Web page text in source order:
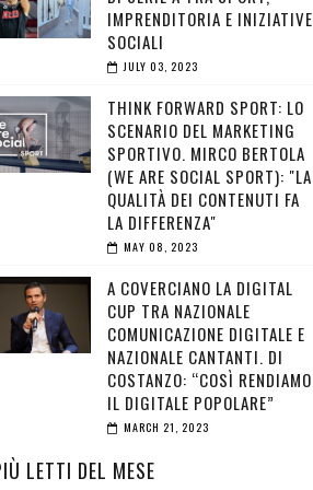
IMPRENDITORIA E INIZIATIVE
SOCIALI
JULY 03, 2023
THINK FORWARD SPORT: LO
SCENARIO DEL MARKETING
SPORTIVO. MIRCO BERTOLA
(WE ARE SOCIAL SPORT): "LA
QUALITÀ DEI CONTENUTI FA
LA DIFFERENZA"
MAY 08, 2023
A COVERCIANO LA DIGITAL
CUP TRA NAZIONALE
COMUNICAZIONE DIGITALE E
NAZIONALE CANTANTI. DI
COSTANZO: “COSÌ RENDIAMO
IL DIGITALE POPOLARE”
MARCH 21, 2023
LETTI DEL MESE